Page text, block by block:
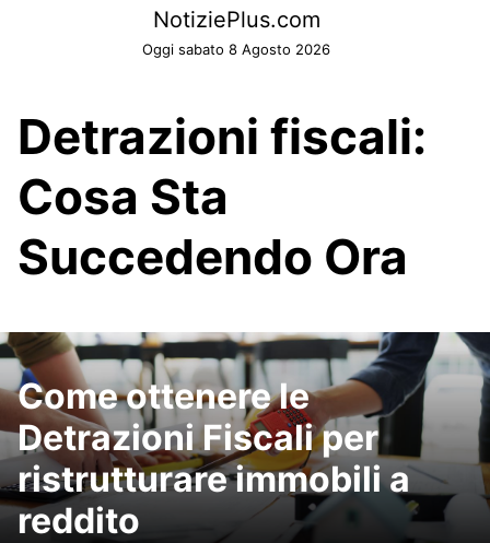
NotiziePlus.com
Oggi sabato 8 Agosto 2026
Detrazioni fiscali:
Cosa Sta
Succedendo Ora
Come ottenere le
Detrazioni Fiscali per
ristrutturare immobili a
reddito